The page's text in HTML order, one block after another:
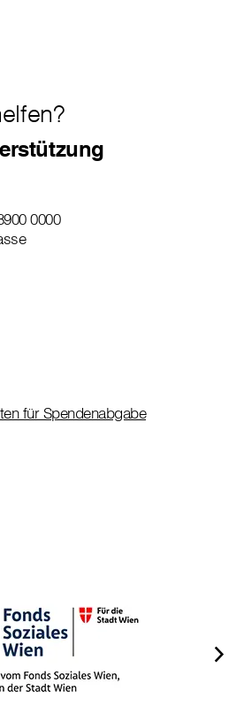
0000
für Spendenabgabe